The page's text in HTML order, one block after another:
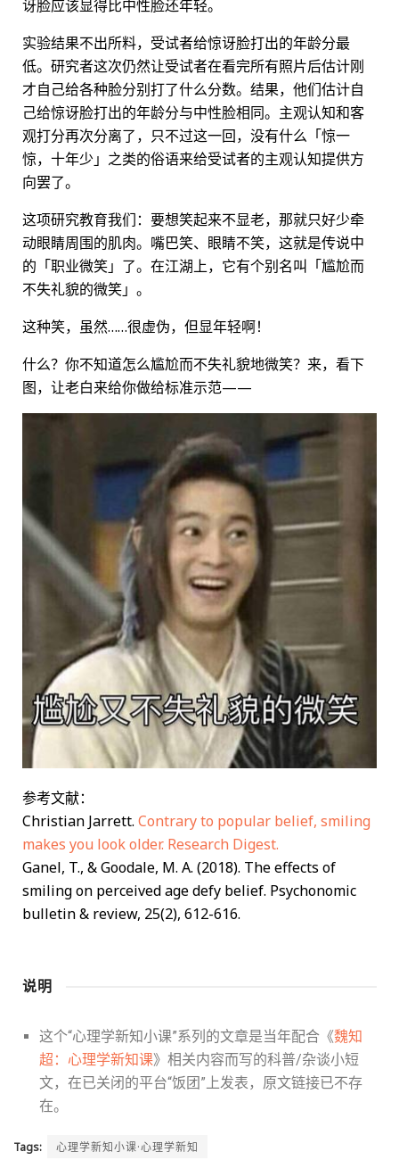
讶脸应该显得比中性脸还年轻。
实验结果不出所料，受试者给惊讶脸打出的年龄分最
低。研究者这次仍然让受试者在看完所有照片后估计刚
才自己给各种脸分别打了什么分数。结果，他们估计自
己给惊讶脸打出的年龄分与中性脸相同。主观认知和客
观打分再次分离了，只不过这一回，没有什么「惊一
惊，十年少」之类的俗语来给受试者的主观认知提供方
向罢了。
这项研究教育我们：要想笑起来不显老，那就只好少牵
动眼睛周围的肌肉。嘴巴笑、眼睛不笑，这就是传说中
的「职业微笑」了。在江湖上，它有个别名叫「尴尬而
不失礼貌的微笑」。
这种笑，虽然……很虚伪，但显年轻啊！
什么？你不知道怎么尴尬而不失礼貌地微笑？来，看下
图，让老白来给你做给标准示范——
参考文献：
Christian Jarrett. Contrary to popular belief, smiling
makes you look older. Research Digest.
Ganel, T., & Goodale, M. A. (2018). The effects of
smiling on perceived age defy belief. Psychonomic
bulletin & review, 25(2), 612-616.
说明
这个“心理学新知小课”系列的文章是当年配合《魏知
超：心理学新知课》相关内容而写的科普/杂谈小短
文，在已关闭的平台“饭团”上发表，原文链接已不存
在。
Tags: 心理学新知小课·心理学新知